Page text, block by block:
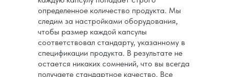
определенное количество продукта. Мы
следим за настройками оборудования,
чтобы размер каждой капсулы
соответствовал стандарту, указанному в
спецификации продукта. В результате не
остается никаких сомнений, что вы всегда
получаете стандартное качество. Все